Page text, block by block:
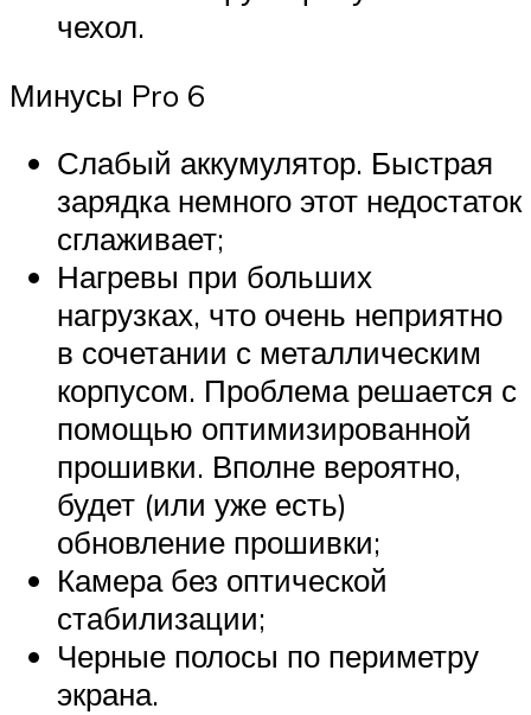
чехол.
Минусы Pro 6
Слабый аккумулятор. Быстрая
зарядка немного этот недостаток
сглаживает;
Нагревы при больших
нагрузках, что очень неприятно
в сочетании с металлическим
корпусом. Проблема решается с
помощью оптимизированной
прошивки. Вполне вероятно,
будет (или уже есть)
обновление прошивки;
Камера без оптической
стабилизации;
Черные полосы по периметру
экрана.